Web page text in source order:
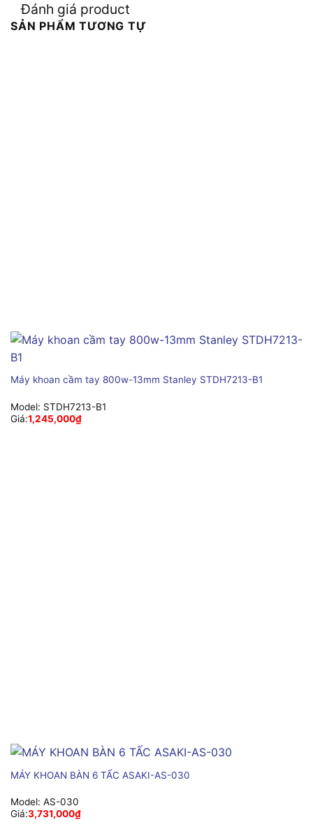
Đánh giá product
SẢN PHẨM TƯƠNG TỰ
Máy khoan cầm tay 800w-13mm Stanley STDH7213-B1
Model: STDH7213-B1
Giá:1,245,000₫
MÁY KHOAN BÀN 6 TẤC ASAKI-AS-030
Model: AS-030
Giá:3,731,000₫